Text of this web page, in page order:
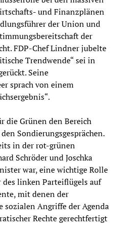
und Finanzplänen
der Union und
der
FDP-Chef Lindner jubelte
Trendwende“ sei in
Seine
sprach von einem
Grünen den Bereich
Sondierungsgesprächen.
in der rot-grünen
Schröder und Joschka
war, eine wichtige Rolle
linken Parteiflügels auf
mit denen der
sozialen Angriffe der Agenda
Rechte gerechtfertigt